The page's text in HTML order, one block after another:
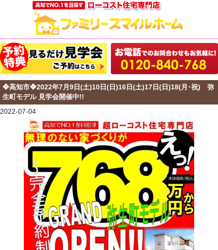
❖高知市❖2022年7月9日(土)10日(日)16日(土)17日(日)18(月･祝) 弥
生町モデル 見学会開催中!!
2022-07-04